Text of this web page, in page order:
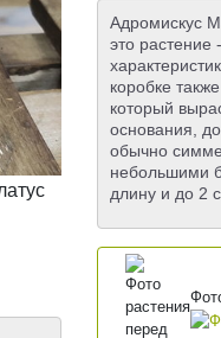
Адромискус
это
коробке
который
основания,
обычно
небольшими
длину и до 2